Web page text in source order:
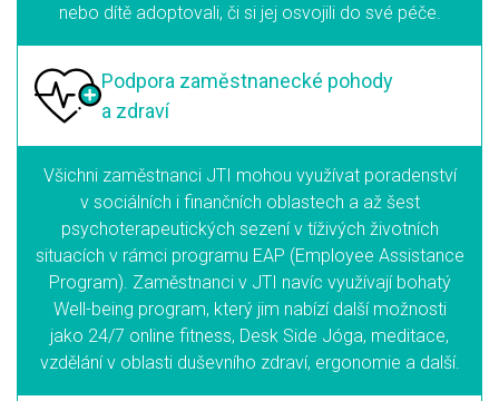
nebo dítě adoptovali, či si jej osvojili do své péče.
Podpora zaměstnanecké pohody
a zdraví
Všichni zaměstnanci JTI mohou využívat poradenství
v sociálních i finančních oblastech a až šest
psychoterapeutických sezení v tíživých životních
situacích v rámci programu EAP (Employee Assistance
Program). Zaměstnanci v JTI navíc využívají bohatý
Well-being program, který jim nabízí další možnosti
jako 24/7 online fitness, Desk Side Jóga, meditace,
vzdělání v oblasti duševního zdraví, ergonomie a další.